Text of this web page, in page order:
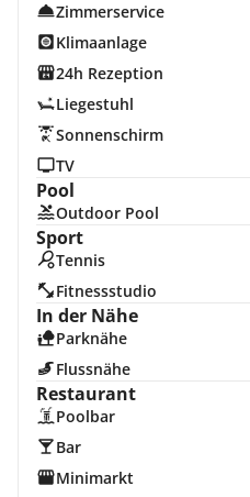
Zimmerservice
Klimaanlage
24h Rezeption
Liegestuhl
Sonnenschirm
TV
Pool
Outdoor Pool
Sport
Tennis
Fitnessstudio
In der Nähe
Parknähe
Flussnähe
Restaurant
Poolbar
Bar
Minimarkt